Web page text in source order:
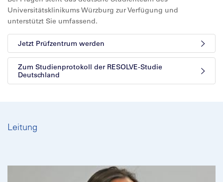
Universitätsklinikums Würzburg zur Verfügung und
unterstützt Sie umfassend.
Jetzt Prüfzentrum werden
Zum Studienprotokoll der RESOLVE-Studie
Deutschland
Leitung